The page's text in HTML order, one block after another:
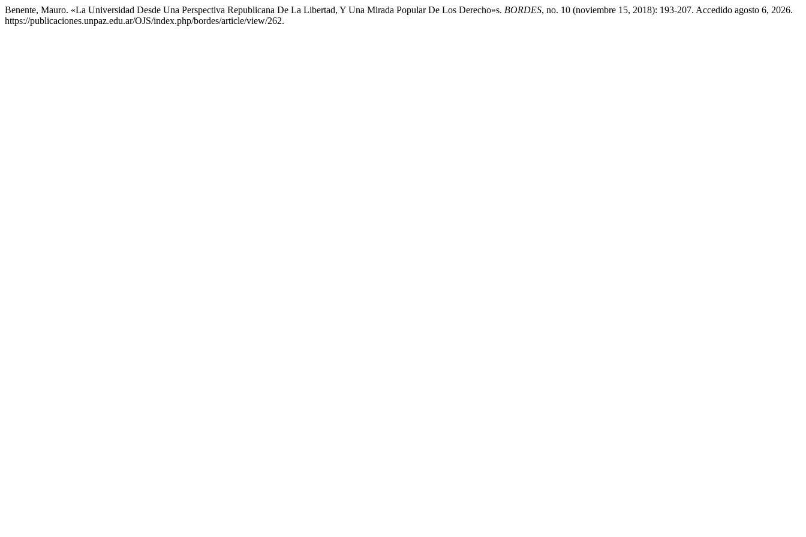
Benente, Mauro. «La Universidad Desde Una Perspectiva Republicana De La Libertad, Y Una Mirada Popular De Los Derecho»s. BORDES, no. 10 (noviembre 15, 2018): 193-207. Accedido agosto 6, 2026.
https://publicaciones.unpaz.edu.ar/OJS/index.php/bordes/article/view/262.